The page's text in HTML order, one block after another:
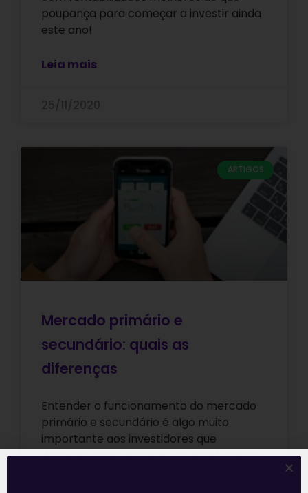
poupança para começar a investir ainda
este ano!
Leia mais
ARTIGOS
Mercado primário e
secundário: quais as
diferenças
Entender o funcionamento do mercado
primário e secundário é algo muito
importante aos investidores que
desejam, cada vez mais, se aprofundar e